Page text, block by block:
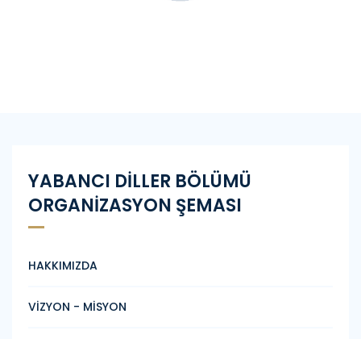
YABANCI DİLLER BÖLÜMÜ
ORGANİZASYON ŞEMASI
HAKKIMIZDA
VİZYON - MİSYON